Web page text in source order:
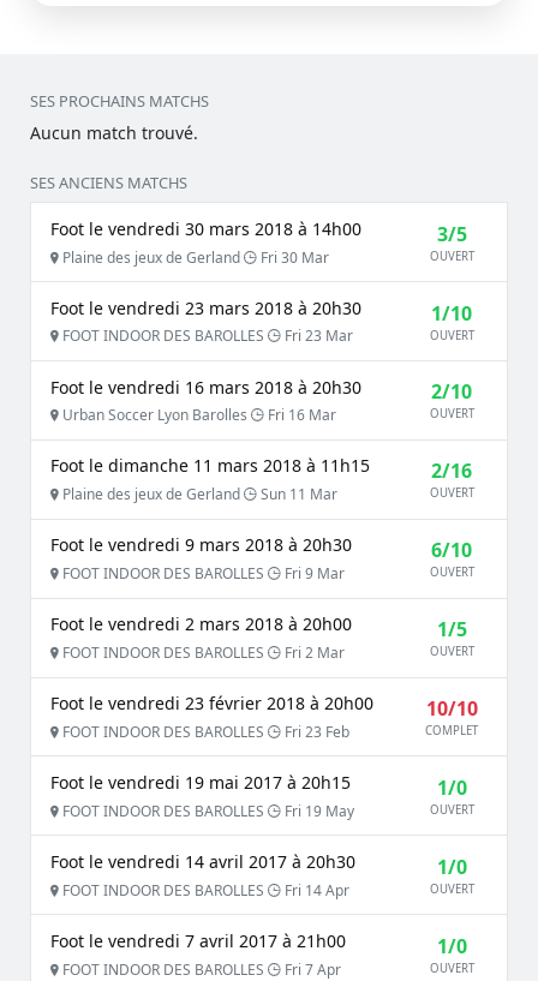
SES PROCHAINS MATCHS
Aucun match trouvé.
SES ANCIENS MATCHS
Foot le vendredi 30 mars 2018 à 14h00
Plaine des jeux de Gerland Fri 30 Mar
3/5
OUVERT
Foot le vendredi 23 mars 2018 à 20h30
FOOT INDOOR DES BAROLLES Fri 23 Mar
1/10
OUVERT
Foot le vendredi 16 mars 2018 à 20h30
Urban Soccer Lyon Barolles Fri 16 Mar
2/10
OUVERT
Foot le dimanche 11 mars 2018 à 11h15
Plaine des jeux de Gerland Sun 11 Mar
2/16
OUVERT
Foot le vendredi 9 mars 2018 à 20h30
FOOT INDOOR DES BAROLLES Fri 9 Mar
6/10
OUVERT
Foot le vendredi 2 mars 2018 à 20h00
FOOT INDOOR DES BAROLLES Fri 2 Mar
1/5
OUVERT
Foot le vendredi 23 février 2018 à 20h00
FOOT INDOOR DES BAROLLES Fri 23 Feb
10/10
COMPLET
Foot le vendredi 19 mai 2017 à 20h15
FOOT INDOOR DES BAROLLES Fri 19 May
1/0
OUVERT
Foot le vendredi 14 avril 2017 à 20h30
FOOT INDOOR DES BAROLLES Fri 14 Apr
1/0
OUVERT
Foot le vendredi 7 avril 2017 à 21h00
FOOT INDOOR DES BAROLLES Fri 7 Apr
1/0
OUVERT